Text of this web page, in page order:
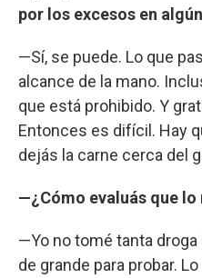
por los excesos en
—Sí, se puede. Lo que
alcance de la mano.
que está prohibido. Y
Entonces es difícil. Hay
dejás la carne cerca del
—¿Cómo evaluás que lo
—Yo no tomé tanta
de grande para probar.